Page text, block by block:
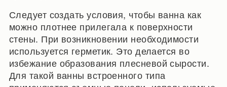
Следует создать условия, чтобы ванна как
можно плотнее прилегала к поверхности
стены. При возникновении необходимости
используется герметик. Это делается во
избежание образования плесневой сырости.
Для такой ванны встроенного типа